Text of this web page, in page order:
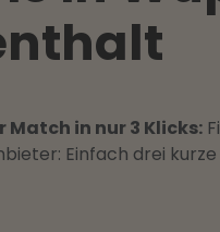
Match in nur 3 Klicks:
Einfach drei